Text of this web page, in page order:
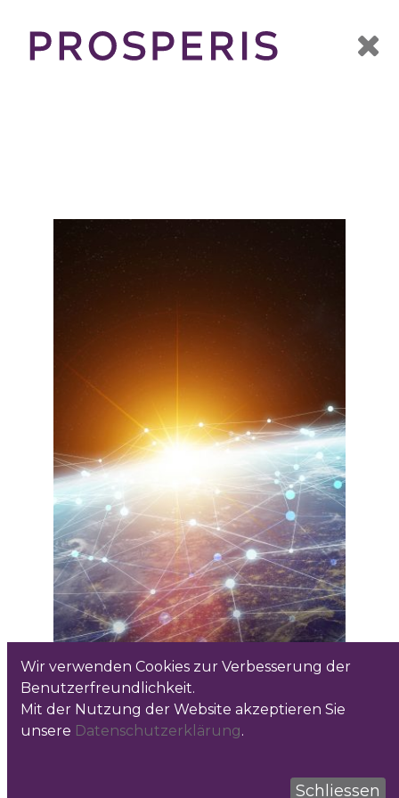
Wir verwenden Cookies zur Verbesserung der
Benutzerfreundlichkeit.
Mit der Nutzung der Website akzeptieren Sie
unsere Datenschutzerklärung.
Schliessen